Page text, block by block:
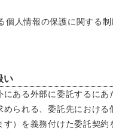
個人情報の保護に関する
い
ある外部に委託するに
られる、委託先におけ
）を義務付けた委託契約